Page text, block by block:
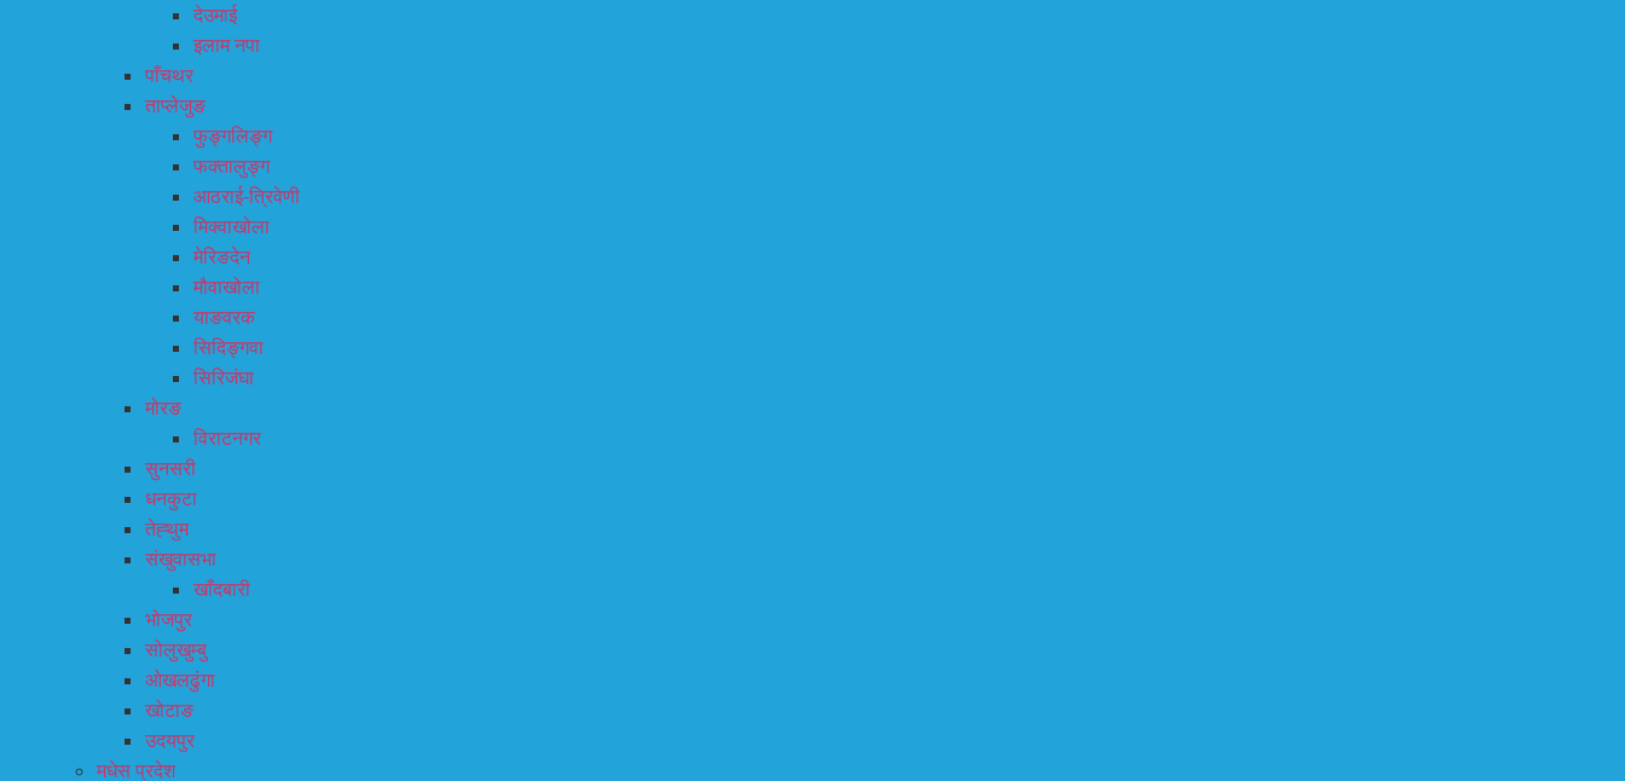
देउमाई
इलाम नपा
पाँचथर
ताप्लेजुङ
फुङ्गलिङ्ग
फक्तालुङ्ग
आठराई-त्रिवेणी
मिक्वाखोला
मेरिङदेन
मौवाखोला
याङवरक
सिदिङ्गवा
सिरिजंघा
मोरङ
विराटनगर
सुनसरी
धनकुटा
तेह्थुम
संखुवासभा
खाँदबारी
भोजपुर
सोलुखुम्बु
ओखलढुंगा
खोटाङ
उदयपुर
मधेस प्रदेश